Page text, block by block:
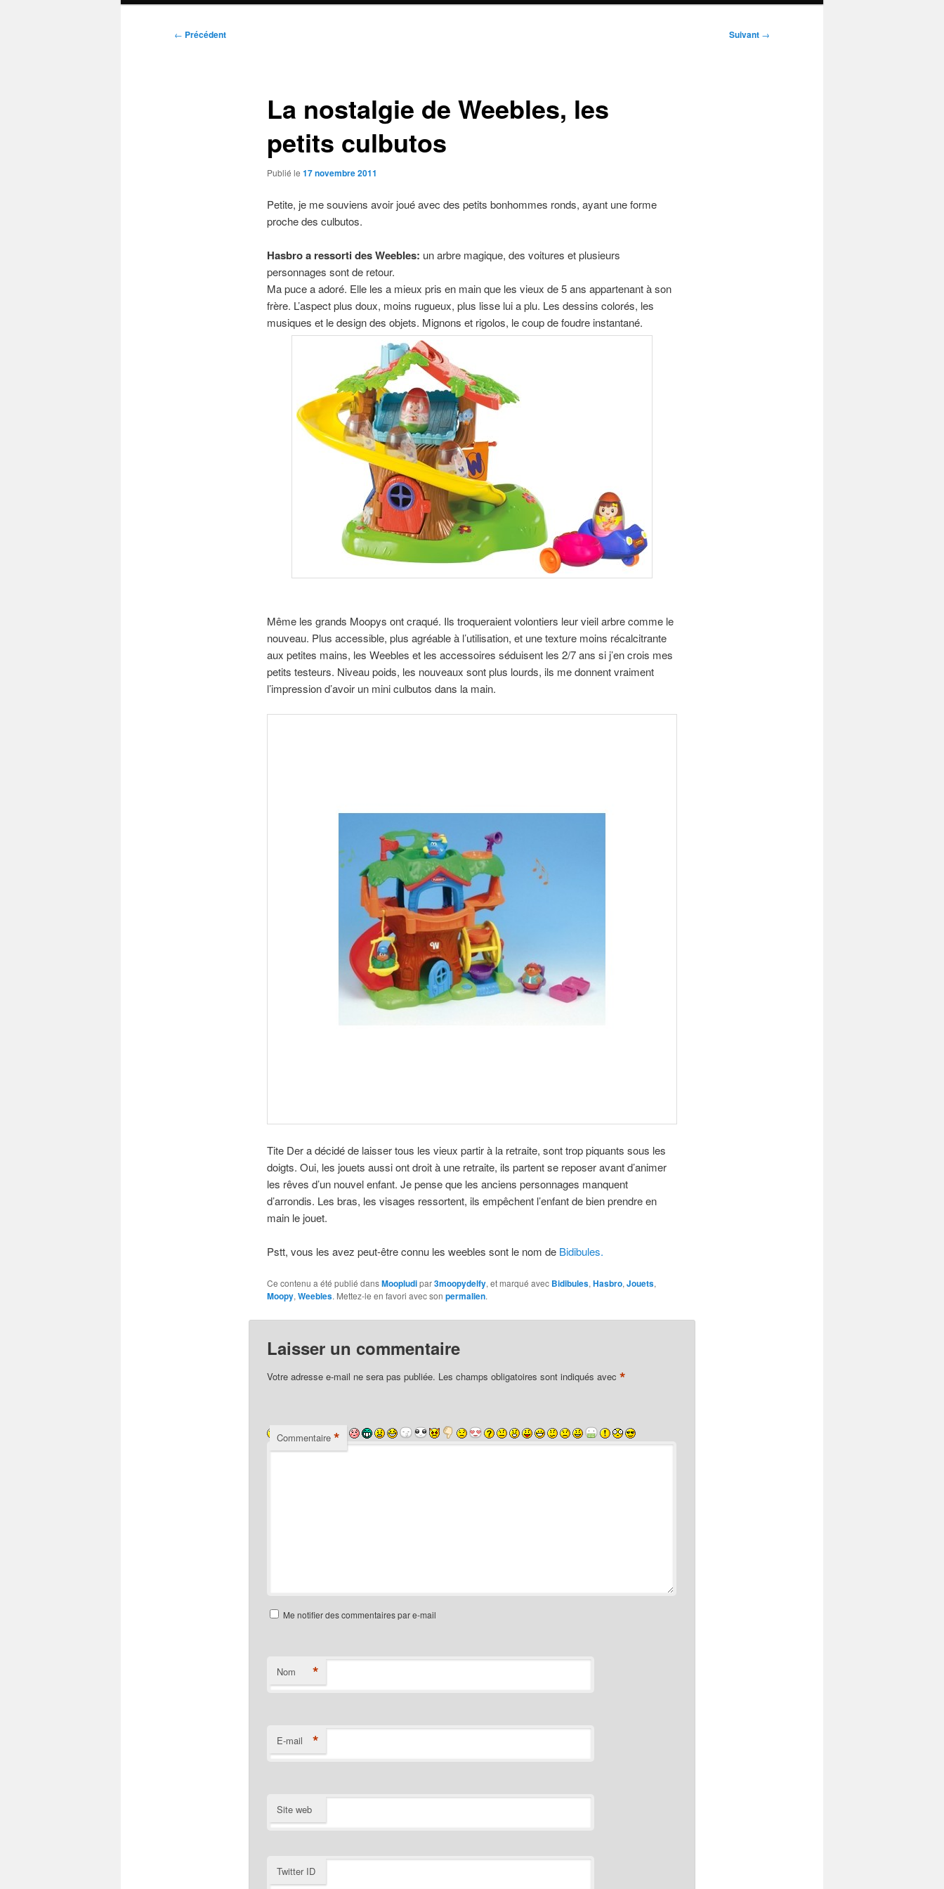
Navigation
← Précédent Suivant →
La nostalgie de Weebles, les
petits culbutos
Publié le 17 novembre 2011
Petite, je me souviens avoir joué avec des petits bonhommes ronds, ayant une forme
proche des culbutos.
Hasbro a ressorti des Weebles: un arbre magique, des voitures et plusieurs
personnages sont de retour.
Ma puce a adoré. Elle les a mieux pris en main que les vieux de 5 ans appartenant à son
frère. L’aspect plus doux, moins rugueux, plus lisse lui a plu. Les dessins colorés, les
musiques et le design des objets. Mignons et rigolos, le coup de foudre instantané.
Même les grands Moopys ont craqué. Ils troqueraient volontiers leur vieil arbre comme le
nouveau. Plus accessible, plus agréable à l’utilisation, et une texture moins récalcitrante
aux petites mains, les Weebles et les accessoires séduisent les 2/7 ans si j’en crois mes
petits testeurs. Niveau poids, les nouveaux sont plus lourds, ils me donnent vraiment
l’impression d’avoir un mini culbutos dans la main.
Tite Der a décidé de laisser tous les vieux partir à la retraite, sont trop piquants sous les
doigts. Oui, les jouets aussi ont droit à une retraite, ils partent se reposer avant d’animer
les rêves d’un nouvel enfant. Je pense que les anciens personnages manquent
d’arrondis. Les bras, les visages ressortent, ils empêchent l’enfant de bien prendre en
main le jouet.
Pstt, vous les avez peut-être connu les weebles sont le nom de Bidibules.
Ce contenu a été publié dansMoopludipar3moopydelfy, et marqué avec Bidibules,Hasbro,Jouets,
Moopy,Weebles. Mettez-le en favori avec son permalien.
Laisser un commentaire
Votre adresse e-mail ne sera pas publiée. Les champs obligatoires sont indiqués avec *
Commentaire *
Me notifier des commentaires par e-mail
Nom *
E-mail *
Site web
Twitter ID